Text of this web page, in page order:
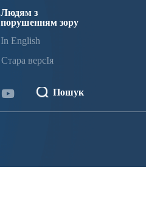
Людям з
порушенням зору
In English
Стара версІя
Пошук